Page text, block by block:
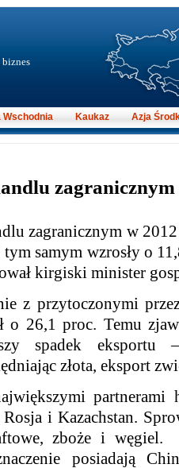
zagranicznym
zagranicznym w
samym wzrosły o
kirgiski minister
z przytoczonymi
o 26,1 proc. Temu
spadek
złota, eksport
partnerami
i Kazachstan.
zboże i węgiel.
posiadają
biznes
Wschodnia Kaukaz Azja